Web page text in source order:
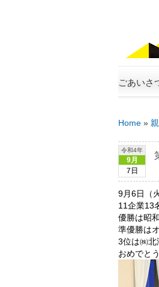
ごあいさ
Home »
令和4年
9月
7日
9月6日（
11企業13
優勝は昭
準優勝は
3位は㈱
おめでと